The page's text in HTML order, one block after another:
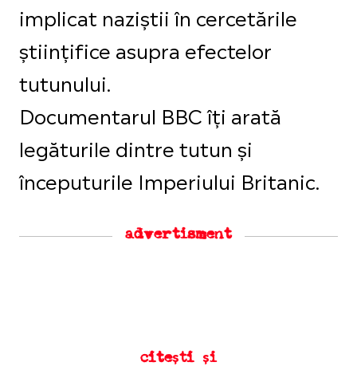
implicat naziștii în cercetările
științifice asupra efectelor
tutunului.
Documentarul BBC îți arată
legăturile dintre tutun și
începuturile Imperiului Britanic.
advertisment
citești și